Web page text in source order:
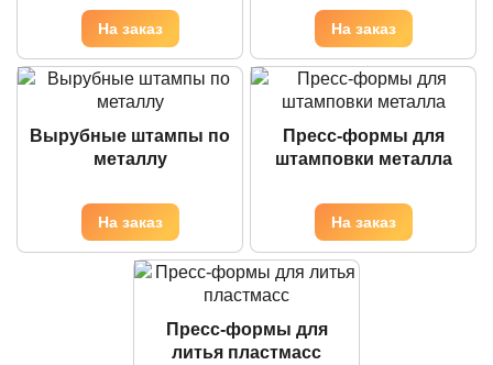
Вырубные штампы по
металлу
Пресс-формы для
штамповки металла
Пресс-формы для
литья пластмасс